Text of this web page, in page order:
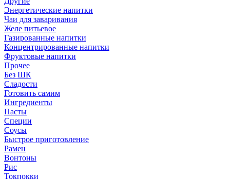
Энергетические напитки
Чаи для заваривания
Желе питьевое
Газированные напитки
Концентрированные напитки
Фруктовые напитки
Прочее
Без ШК
Сладости
Готовить самим
Ингредиенты
Пасты
Специи
Соусы
Быстрое приготовление
Рамен
Вонтоны
Рис
Токпокки